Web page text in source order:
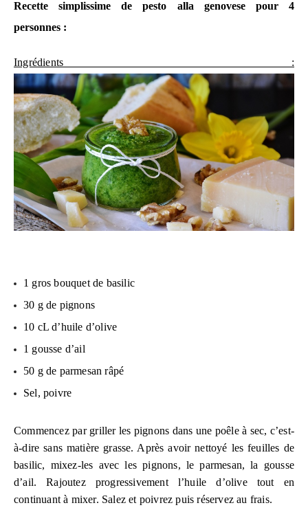
Recette simplissime de pesto alla genovese pour 4
personnes :
Ingrédients :
1 gros bouquet de basilic
30 g de pignons
10 cL d’huile d’olive
1 gousse d’ail
50 g de parmesan râpé
Sel, poivre
Commencez par griller les pignons dans une poêle à sec, c’est-
à-dire sans matière grasse. Après avoir nettoyé les feuilles de
basilic, mixez-les avec les pignons, le parmesan, la gousse
d’ail. Rajoutez progressivement l’huile d’olive tout en
continuant à mixer. Salez et poivrez puis réservez au frais.